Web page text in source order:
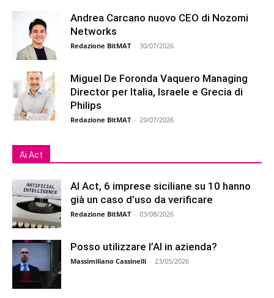
Andrea Carcano nuovo CEO di Nozomi
Networks
Redazione BitMAT - 30/07/2026
Miguel De Foronda Vaquero Managing
Director per Italia, Israele e Grecia di
Philips
Redazione BitMAT - 29/07/2026
Ai Act
AI Act, 6 imprese siciliane su 10 hanno
già un caso d’uso da verificare
Redazione BitMAT - 03/08/2026
Posso utilizzare l’AI in azienda?
Massimiliano Cassinelli - 23/05/2026